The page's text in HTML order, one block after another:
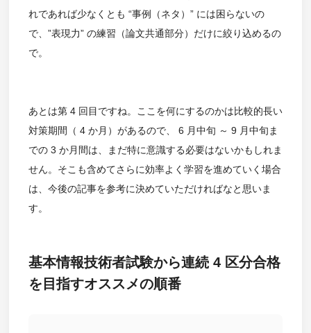
れであれば少なくとも “事例（ネタ）” には困らないの
で、”表現力” の練習（論文共通部分）だけに絞り込めるの
で。
あとは第 4 回目ですね。ここを何にするのかは比較的長い
対策期間（ 4 か月）があるので、 6 月中旬 ～ 9 月中旬ま
での 3 か月間は、まだ特に意識する必要はないかもしれま
せん。そこも含めてさらに効率よく学習を進めていく場合
は、今後の記事を参考に決めていただければなと思いま
す。
基本情報技術者試験から連続 4 区分合格
を目指すオススメの順番